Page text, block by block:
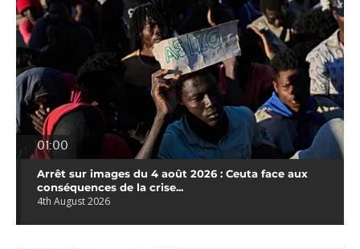
01:00
Arrêt sur images du 4 août 2026 : Ceuta face aux
conséquences de la crise...
4th August 2026